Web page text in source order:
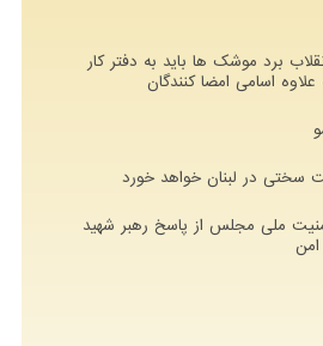
انقلاب برد موشک ها باید به دفتر کار
اسامی امضا کنندگان
در لبنان خواهد خورد
ملی مجلس از پاسخ رهبر شهید
امن